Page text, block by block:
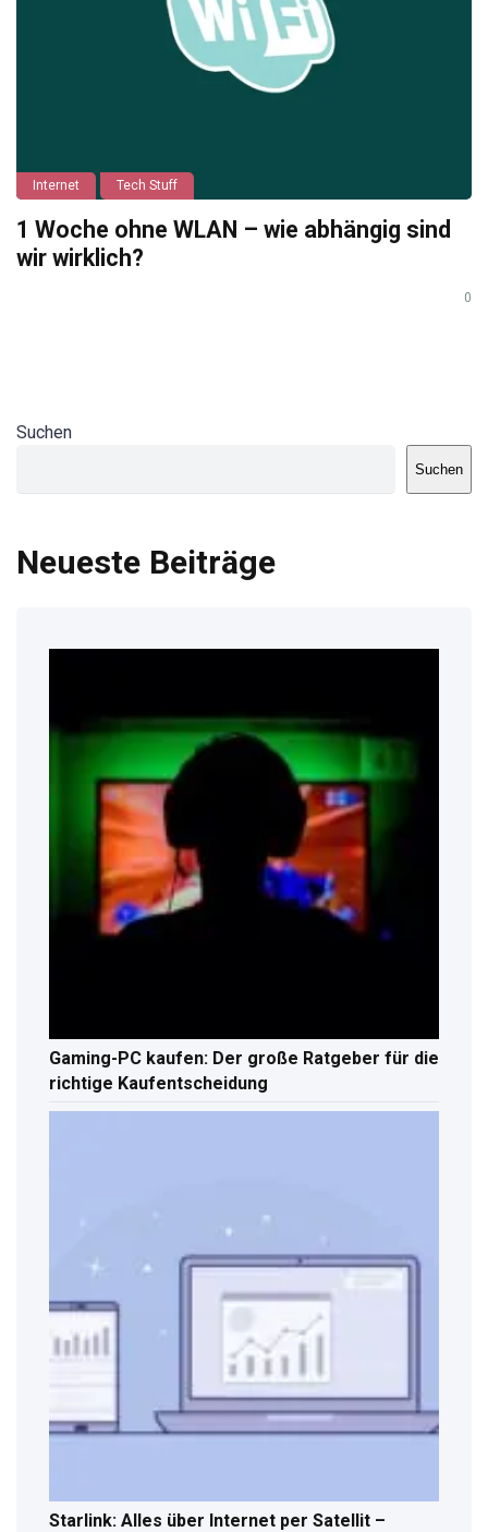
Internet Tech Stuff
1 Woche ohne WLAN – wie abhängig sind
wir wirklich?
0
Suchen
Suchen
Neueste Beiträge
Gaming-PC kaufen: Der große Ratgeber für die
richtige Kaufentscheidung
Starlink: Alles über Internet per Satellit –